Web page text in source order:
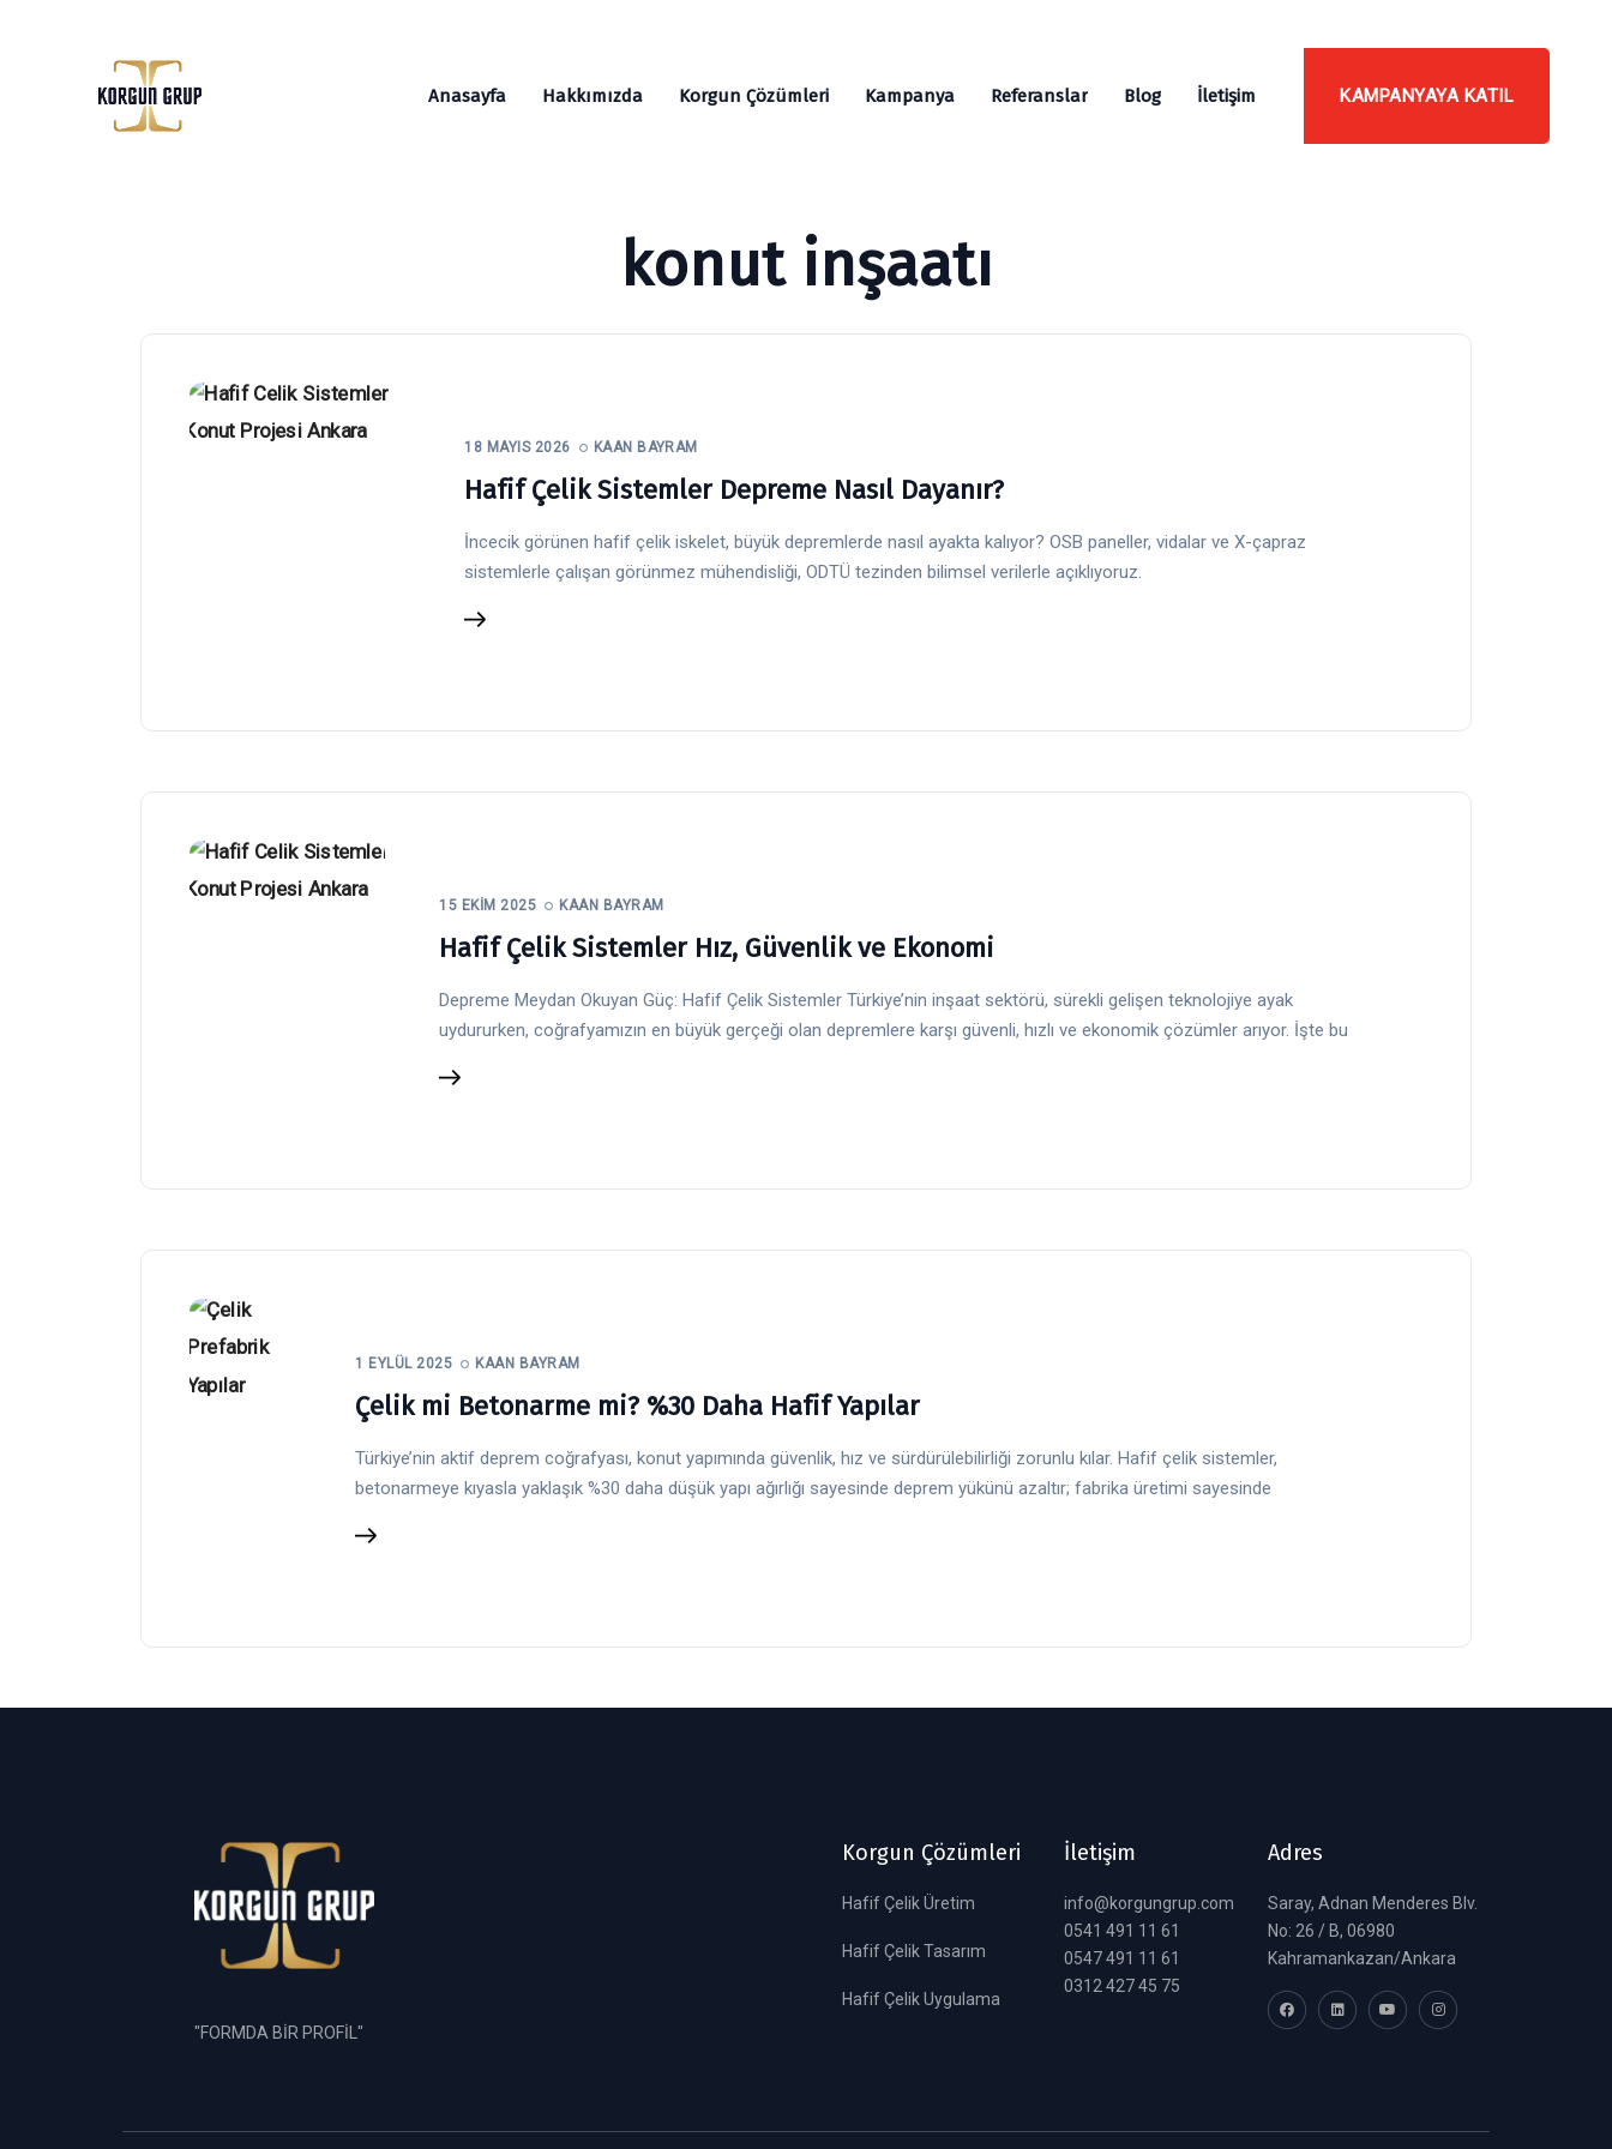
KAMPANYAYA KATIL
Anasayfa Hakkımızda Korgun Çözümleri Kampanya Referanslar Blog İletişim
konut inşaatı
18 MAYIS 2026 KAAN BAYRAM
Hafif Çelik Sistemler Depreme Nasıl Dayanır?
İncecik görünen hafif çelik iskelet, büyük depremlerde nasıl ayakta kalıyor? OSB paneller, vidalar ve X-çapraz
sistemlerle çalışan görünmez mühendisliği, ODTÜ tezinden bilimsel verilerle açıklıyoruz.
15 EKIM 2025 KAAN BAYRAM
Hafif Çelik Sistemler Hız, Güvenlik ve Ekonomi
Depreme Meydan Okuyan Güç: Hafif Çelik Sistemler Türkiye’nin inşaat sektörü, sürekli gelişen teknolojiye ayak
uydururken, coğrafyamızın en büyük gerçeği olan depremlere karşı güvenli, hızlı ve ekonomik çözümler arıyor. İşte bu
1 EYLÜL 2025 KAAN BAYRAM
Çelik mi Betonarme mi? %30 Daha Hafif Yapılar
Türkiye’nin aktif deprem coğrafyası, konut yapımında güvenlik, hız ve sürdürülebilirliği zorunlu kılar. Hafif çelik sistemler,
betonarmeye kıyasla yaklaşık %30 daha düşük yapı ağırlığı sayesinde deprem yükünü azaltır; fabrika üretimi sayesinde
"FORMDA BİR PROFİL"
Korgun Çözümleri
Hafif Çelik Üretim
Hafif Çelik Tasarım
Hafif Çelik Uygulama
İletişim
info@korgungrup.com
0541 491 11 61
0547 491 11 61
0312 427 45 75
Adres
Saray, Adnan Menderes Blv.
No: 26 / B, 06980
Kahramankazan/Ankara